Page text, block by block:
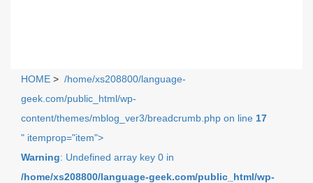
HOME > /home/xs208800/language-
geek.com/public_html/wp-
content/themes/mblog_ver3/breadcrumb.php on line 17
" itemprop="item">
Warning: Undefined array key 0 in
/home/xs208800/language-geek.com/public_html/wp-